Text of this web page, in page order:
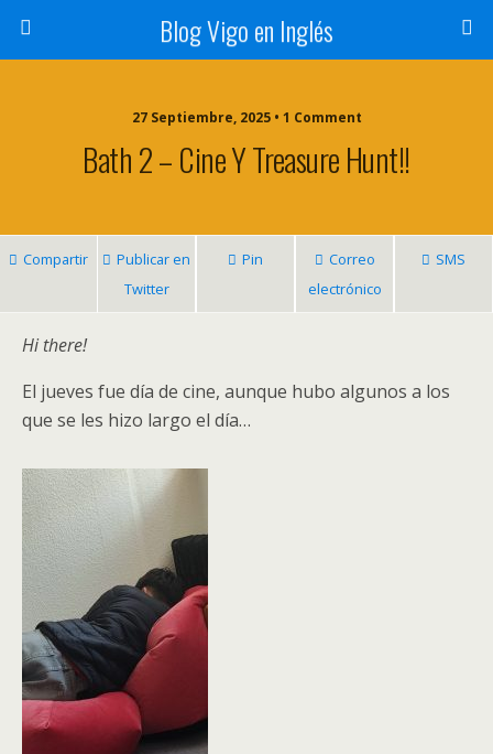
Blog Vigo en Inglés
27 Septiembre, 2025 • 1 Comment
Bath 2 – Cine Y Treasure Hunt!!
Compartir
Publicar en
Twitter
Pin
Correo
electrónico
SMS
Hi there!
El jueves fue día de cine, aunque hubo algunos a los
que se les hizo largo el día…